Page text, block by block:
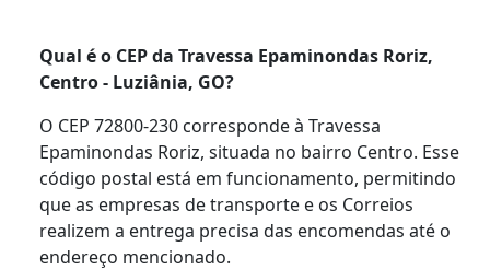
Qual é o CEP da Travessa Epaminondas Roriz,
Centro - Luziânia, GO?
O CEP 72800-230 corresponde à Travessa
Epaminondas Roriz, situada no bairro Centro. Esse
código postal está em funcionamento, permitindo
que as empresas de transporte e os Correios
realizem a entrega precisa das encomendas até o
endereço mencionado.